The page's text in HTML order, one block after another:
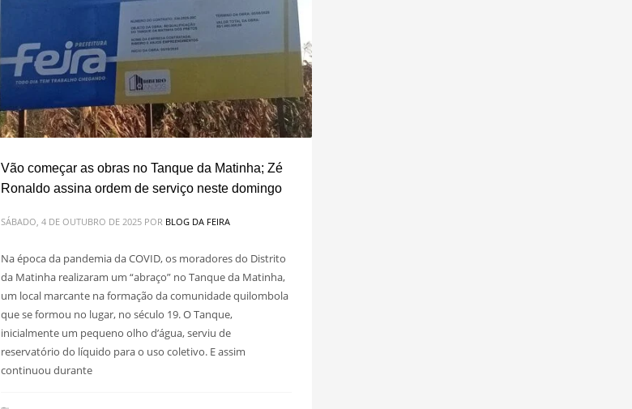
Vão começar as obras no Tanque da Matinha; Zé
Ronaldo assina ordem de serviço neste domingo
SÁBADO, 4 DE OUTUBRO DE 2025 POR BLOG DA FEIRA
Na época da pandemia da COVID, os moradores do Distrito
da Matinha realizaram um “abraço” no Tanque da Matinha,
um local marcante na formação da comunidade quilombola
que se formou no lugar, no século 19. O Tanque,
inicialmente um pequeno olho d’água, serviu de
reservatório do líquido para o uso coletivo. E assim
continuou durante